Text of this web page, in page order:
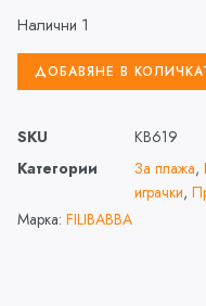
Налични 1
ДОБАВЯНЕ В
SKU
KB619
Категории
За плажа,
играчки,
Марка: FILIBABBA